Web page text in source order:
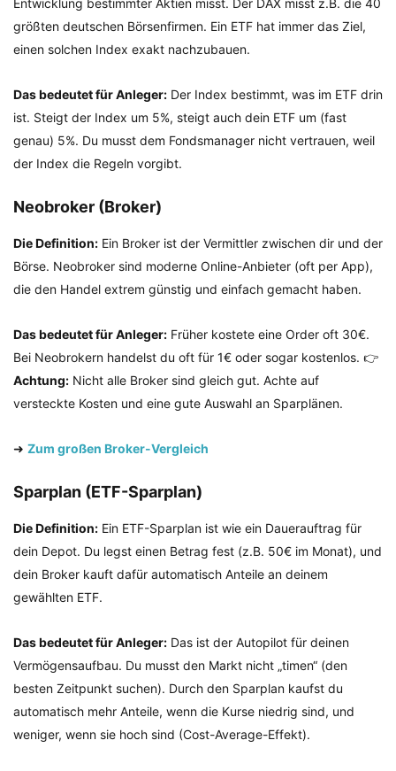
Entwicklung bestimmter Aktien misst. Der DAX misst z.B. die 40
größten deutschen Börsenfirmen. Ein ETF hat immer das Ziel,
einen solchen Index exakt nachzubauen.
Das bedeutet für Anleger: Der Index bestimmt, was im ETF drin
ist. Steigt der Index um 5%, steigt auch dein ETF um (fast
genau) 5%. Du musst dem Fondsmanager nicht vertrauen, weil
der Index die Regeln vorgibt.
Neobroker (Broker)
Die Definition: Ein Broker ist der Vermittler zwischen dir und der
Börse. Neobroker sind moderne Online-Anbieter (oft per App),
die den Handel extrem günstig und einfach gemacht haben.
Das bedeutet für Anleger: Früher kostete eine Order oft 30€.
Bei Neobrokern handelst du oft für 1€ oder sogar kostenlos. 👉
Achtung: Nicht alle Broker sind gleich gut. Achte auf
versteckte Kosten und eine gute Auswahl an Sparplänen.
➜ Zum großen Broker-Vergleich
Sparplan (ETF-Sparplan)
Die Definition: Ein ETF-Sparplan ist wie ein Dauerauftrag für
dein Depot. Du legst einen Betrag fest (z.B. 50€ im Monat), und
dein Broker kauft dafür automatisch Anteile an deinem
gewählten ETF.
Das bedeutet für Anleger: Das ist der Autopilot für deinen
Vermögensaufbau. Du musst den Markt nicht „timen“ (den
besten Zeitpunkt suchen). Durch den Sparplan kaufst du
automatisch mehr Anteile, wenn die Kurse niedrig sind, und
weniger, wenn sie hoch sind (Cost-Average-Effekt).